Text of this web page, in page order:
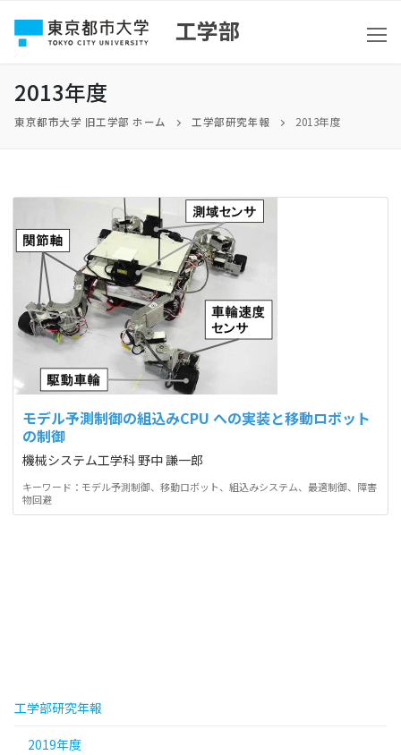
工学部
2013年度
東京都市大学 旧工学部 ホーム 工学部研究年報 2013年度
モデル予測制御の組込みCPU への実装と移動ロボット
の制御
機械システム工学科 野中 謙一郎
キーワード：モデル予測制御、移動ロボット、組込みシステム、最適制御、障害
物回避
工学部研究年報
2019年度